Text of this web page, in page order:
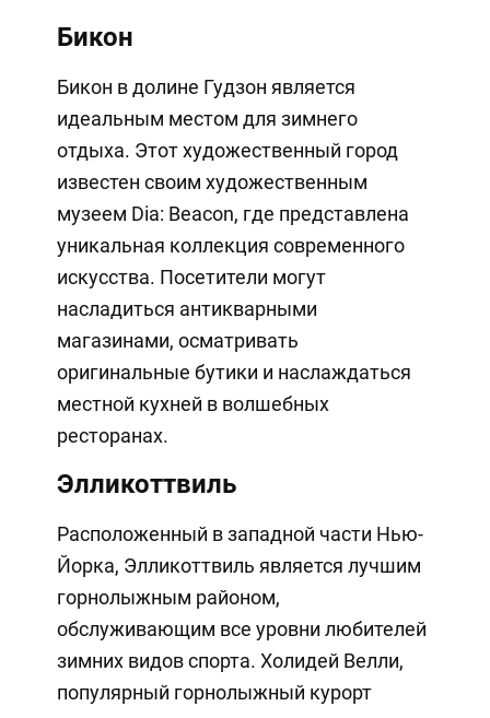
Бикон
Бикон в долине Гудзон является
идеальным местом для зимнего
отдыха. Этот художественный город
известен своим художественным
музеем Dia: Beacon, где представлена
уникальная коллекция современного
искусства. Посетители могут
насладиться антикварными
магазинами, осматривать
оригинальные бутики и наслаждаться
местной кухней в волшебных
ресторанах.
Элликоттвиль
Расположенный в западной части Нью-
Йорка, Элликоттвиль является лучшим
горнолыжным районом,
обслуживающим все уровни любителей
зимних видов спорта. Холидей Велли,
популярный горнолыжный курорт